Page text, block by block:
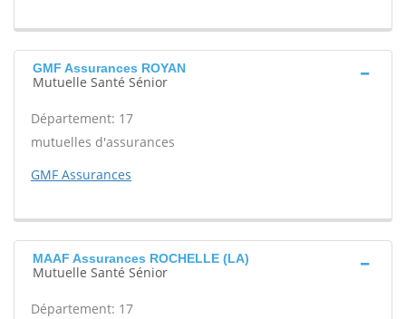
GMF Assurances ROYAN
Mutuelle Santé Sénior
Département: 17
mutuelles d'assurances
GMF Assurances
MAAF Assurances ROCHELLE (LA)
Mutuelle Santé Sénior
Département: 17